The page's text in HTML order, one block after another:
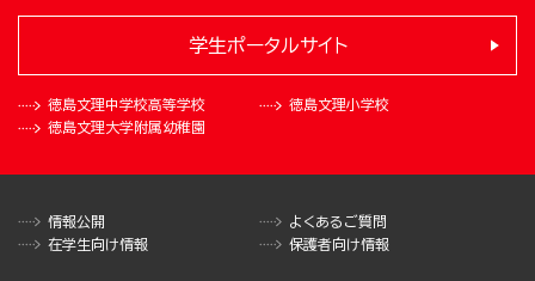
徳島文理中学校高等学校
徳島文理小学校
徳島文理大学附属幼稚園
学生ポータルサイト
情報公開
よくあるご質問
在学生向け情報
保護者向け情報